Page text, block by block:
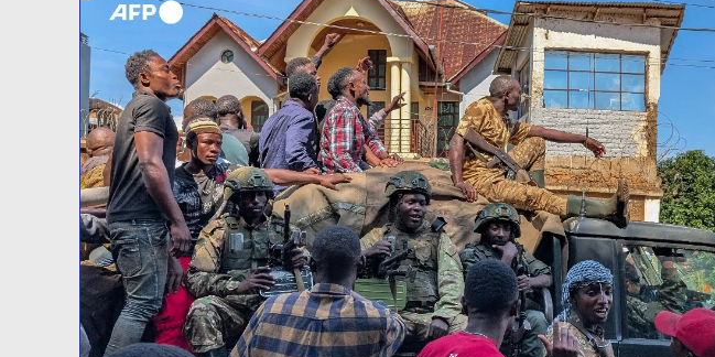
Vers
Une
Intensification
Des
Combats
Malgré
Les
Discussions
À
Doha